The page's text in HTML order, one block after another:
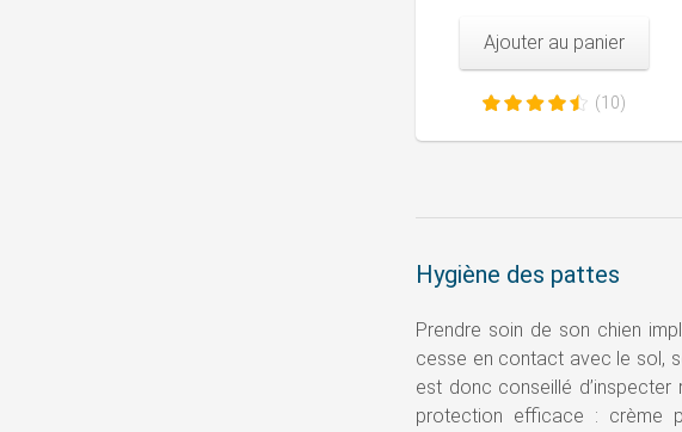
Ajouter au panier
(10)
Hygiène des pattes
Prendre soin de son chien
cesse en contact avec le sol,
est donc conseillé
protection efficace : crème